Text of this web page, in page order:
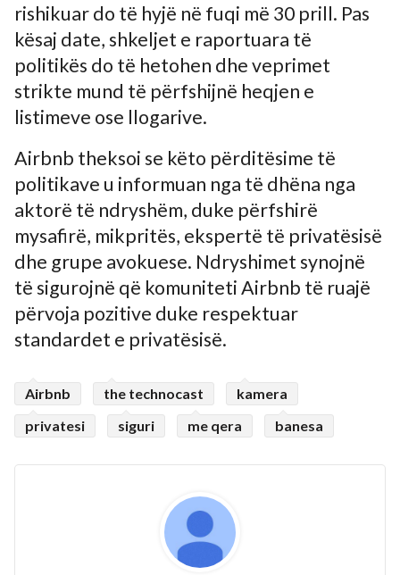
rishikuar do të hyjë në fuqi më 30 prill. Pas
kësaj date, shkeljet e raportuara të
politikës do të hetohen dhe veprimet
strikte mund të përfshijnë heqjen e
listimeve ose llogarive.
Airbnb theksoi se këto përditësime të
politikave u informuan nga të dhëna nga
aktorë të ndryshëm, duke përfshirë
mysafirë, mikpritës, ekspertë të privatësisë
dhe grupe avokuese. Ndryshimet synojnë
të sigurojnë që komuniteti Airbnb të ruajë
përvoja pozitive duke respektuar
standardet e privatësisë.
Airbnb the technocast
kamera
privatesi
siguri me qera banesa